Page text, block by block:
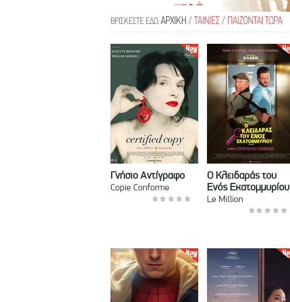
ΒΡΙΣΚΕΣΤΕ ΕΔΩ: ΑΡΧΙΚΗ / ΤΑΙΝΙΕΣ/ ΠΑΙΖΟΝΤΑΙ ΤΩΡΑ
Γνήσιο Αντίγραφο
Copie Conforme
Ο Κλειδαράς του
Ενός Εκατομμυρίου
Le Million